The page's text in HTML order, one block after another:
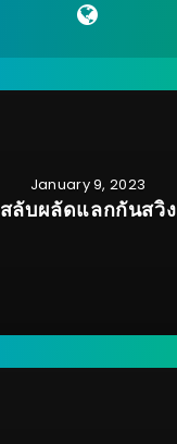
January 9, 2023
สลับผลัดแลกกันสวิง